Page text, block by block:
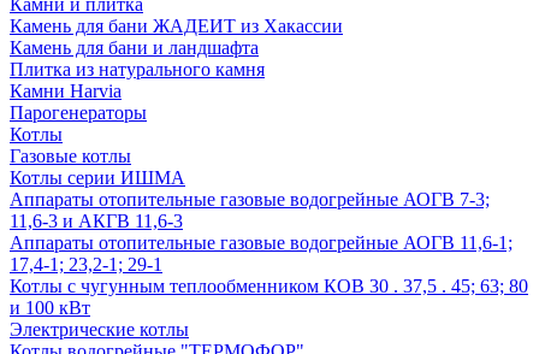
Камни и плитка
Камень для бани ЖАДЕИТ из Хакассии
Камень для бани и ландшафта
Плитка из натурального камня
Камни Harvia
Парогенераторы
Котлы
Газовые котлы
Котлы серии ИШМА
Аппараты отопительные газовые водогрейные АОГВ 7-3;
11,6-3 и АКГВ 11,6-3
Аппараты отопительные газовые водогрейные АОГВ 11,6-1;
17,4-1; 23,2-1; 29-1
Котлы с чугунным теплообменником КОВ 30 . 37,5 . 45; 63; 80
и 100 кВт
Электрические котлы